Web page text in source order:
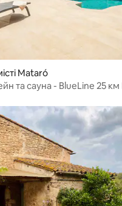
Mataró
та сауна - BlueLine 25 км